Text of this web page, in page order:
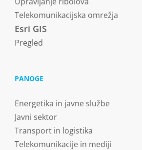
Telekomunikacijska omrežja
Esri GIS
Pregled
PANOGE
Energetika in javne službe
Javni sektor
Transport in logistika
Telekomunikacije in mediji